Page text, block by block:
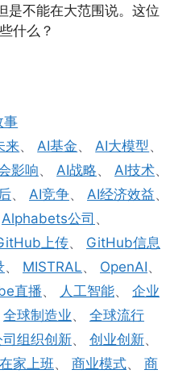
是不能在大范围说。这位
什么？
事
来、 AI基金、 AI大模型、
影响、 AI战略、 AI技术、
、 AI竞争、 AI经济效益、
Alphabets公司 、
上传、 GitHub信息
、 MISTRAL、 OpenAI、
直播、 人工智能、 企业
全球制造业、 全球流行
司组织创新、 创业创新、
家上班、 商业模式、 商